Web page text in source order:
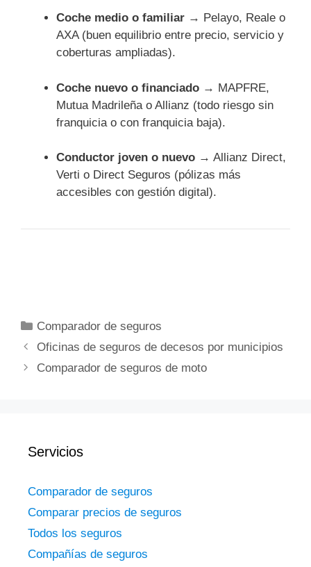
Coche medio o familiar → Pelayo, Reale o
AXA (buen equilibrio entre precio, servicio y
coberturas ampliadas).
Coche nuevo o financiado → MAPFRE,
Mutua Madrileña o Allianz (todo riesgo sin
franquicia o con franquicia baja).
Conductor joven o nuevo → Allianz Direct,
Verti o Direct Seguros (pólizas más
accesibles con gestión digital).
Categorías
Comparador de seguros
Oficinas de seguros de decesos por municipios
Comparador de seguros de moto
Servicios
Comparador de seguros
Comparar precios de seguros
Todos los seguros
Compañías de seguros